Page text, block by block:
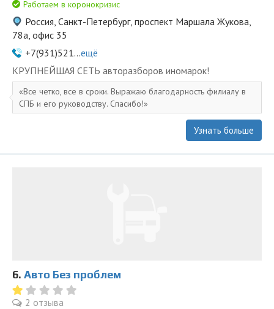
Работаем в коронокризис
Россия, Санкт-Петербург, проспект Маршала Жукова,
78а, офис 35
+7(931)521...ещё
KPУПНЕЙШAЯ СЕTЬ aвторазбopов иномapoк!
Все четко, все в сроки. Выражаю благодарность филиалу в
СПБ и его руководству. Спасибо!
Узнать больше
6. Авто Без проблем
2 отзыва